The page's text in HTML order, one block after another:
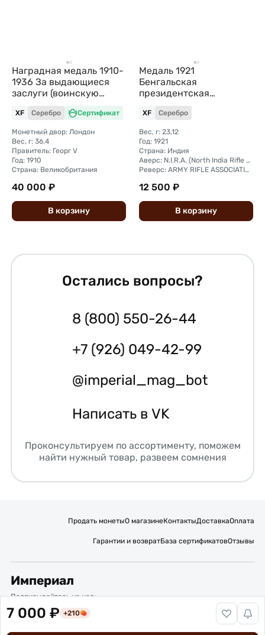
7 000 ₽ +210
Наградная медаль 1910-
1936 За выдающиеся
заслуги (воинскую
доблесть) Георг V
Великобритания
XF Серебро Сертификат
Монетный двор: Лондон
Вес, г: 36.4
Правитель: Георг V
Год: 1910
Страна: Великобритания
40 000 ₽
В корзину
Медаль 1921
Бенгальская
президентская
стрелковая ассоциация
серебро Британская
Индия
XF Серебро
Вес, г: 23,12
Год: 1921
Страна: Индия
Аверс: N.I.R.A. (North India Rifle Association) 1863-86
Реверс: ARMY RIFLE ASSOCIATION INDIA B·P·R·A 1887-1921
12 500 ₽
В корзину
Остались вопросы?
8 (800) 550-26-44
+7 (926) 049-42-99
@imperial_mag_bot
Написать в VK
Проконсультируем по ассортименту, поможем
найти нужный товар, развеем сомнения
Продать монетыО магазинеКонтактыДоставкаОплата
Гарантии и возвратБаза сертификатовОтзывы
Империал
Подписывайтесь на нас:
Вакансии